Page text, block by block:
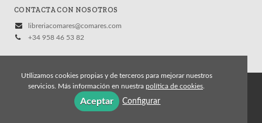
CONTACTA CON NOSOTROS
libreriacomares@comares.com
+34 958 46 53 82
© 2026, Editorial Comares
Política de cookies
Política de privacidad
Utilizamos cookies propias y de terceros para mejorar nuestros
servicios. Más información en nuestra política de cookies
Aceptar Configurar